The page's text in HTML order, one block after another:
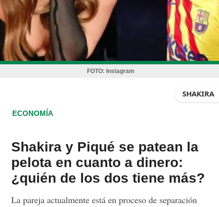
FOTO: Instagram
SHAKIRA
ECONOMÍA
Shakira y Piqué se patean la
pelota en cuanto a dinero:
¿quién de los dos tiene más?
La pareja actualmente está en proceso de separación